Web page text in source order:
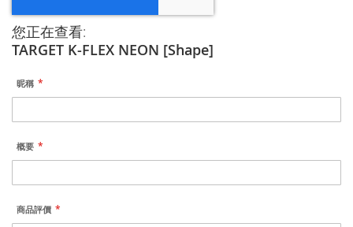
您正在查看:
TARGET K-FLEX NEON [Shape]
昵稱
概要
商品評價